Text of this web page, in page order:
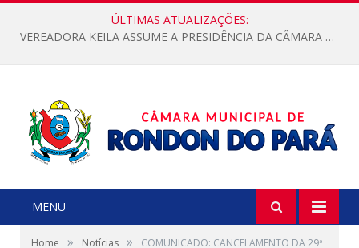
ÚLTIMAS ATUALIZAÇÕES:
VEREADORA KEILA ASSUME A PRESIDÊNCIA DA CÂMARA MUNICIPAL.
MENU
Home » Notícias »
COMUNICADO: CANCELAMENTO DA 29ª